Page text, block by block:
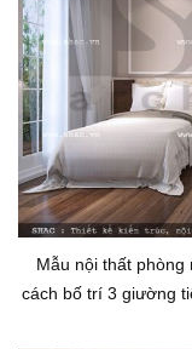
Mẫu nội thất phòng
cách bố trí 3 giường